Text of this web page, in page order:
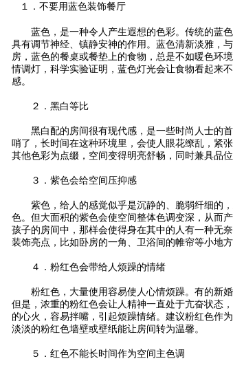
１．不要用蓝色装饰餐厅
蓝色，是一种令人产生遐想的色彩。传统的蓝色
具有调节神经、镇静安神的作用。蓝色清新淡雅，
房，蓝色的餐桌或餐垫上的食物，总是不如暖色环
情调灯，科学实验证明，蓝色灯光会让食物看起来
感。
２．黑白等比
黑白配的房间很有现代感，是一些时尚人士的首
哨了，长时间在这种环境里，会使人眼花缭乱，紧
其他色彩为点缀，空间变得明亮舒畅，同时兼具品
３．紫色会给空间压抑感
紫色，给人的感觉似乎是沉静的、脆弱纤细的，
色。但大面积的紫色会使空间整体色调变深，从而
孩子的房间中，那样会使得身在其中的人有一种无
装饰亮点，比如卧房的一角、卫浴间的帷帘等小地方
４．粉红色会带给人烦躁的情绪
粉红色，大量使用容易使人心情烦躁。有的新婚
但是，浓重的粉红色会让人精神一直处于亢奋状态
的心火，容易拌嘴，引起烦躁情绪。建议粉红色作
淡淡的粉红色墙壁或壁纸能让房间转为温馨。
５．红色不能长时间作为空间主色调